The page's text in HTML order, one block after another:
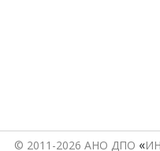
© 2011-2026 АНО ДПО «